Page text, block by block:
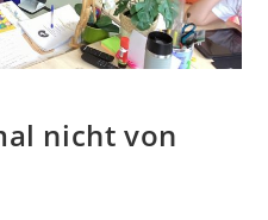
nicht von